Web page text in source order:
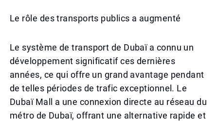
Le rôle des transports publics a augmenté
Le système de transport de Dubaï a connu un
développement significatif ces dernières
années, ce qui offre un grand avantage pendant
de telles périodes de trafic exceptionnel. Le
Dubaï Mall a une connexion directe au réseau du
métro de Dubaï, offrant une alternative rapide et